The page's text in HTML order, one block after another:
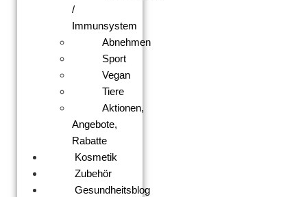
/
Immunsystem
Abnehmen
Sport
Vegan
Tiere
Aktionen,
Angebote,
Rabatte
Kosmetik
Zubehör
Gesundheitsblog